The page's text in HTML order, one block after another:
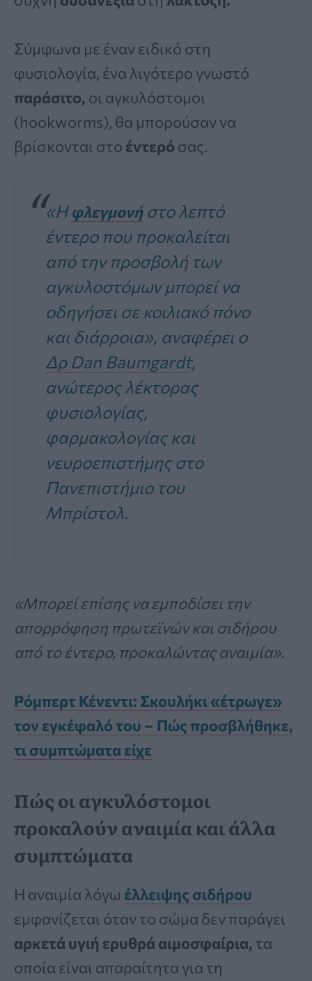
Σύμφωνα με έναν ειδικό στη
φυσιολογία, ένα λιγότερο γνωστό
παράσιτο, οι αγκυλόστομοι
(hookworms), θα μπορούσαν να
βρίσκονται στο έντερό σας.
«Ηφλεγμονήστο λεπτό
έντερο που προκαλείται
από την προσβολή των
αγκυλοστόμων μπορεί να
οδηγήσει σε κοιλιακό πόνο
και διάρροια», αναφέρει ο
Δρ Dan Baumgardt,
ανώτερος λέκτορας
φυσιολογίας,
φαρμακολογίας και
νευροεπιστήμης στο
Πανεπιστήμιο του
Μπρίστολ.
«Μπορεί επίσης να εμποδίσει την
απορρόφηση πρωτεϊνών και σιδήρου
από το έντερο, προκαλώντας αναιμία».
Ρόμπερτ Κένεντι: Σκουλήκι «έτρωγε»
τον εγκέφαλό του – Πώς προσβλήθηκε,
τι συμπτώματα είχε
Πώς οι αγκυλόστομοι
προκαλούν αναιμία και άλλα
συμπτώματα
Η αναιμία λόγω έλλειψης σιδήρου
εμφανίζεται όταν το σώμα δεν παράγει
αρκετά υγιή ερυθρά αιμοσφαίρια, τα
οποία είναι απαραίτητα για τη